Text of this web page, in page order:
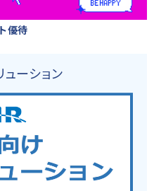
優待
ーション